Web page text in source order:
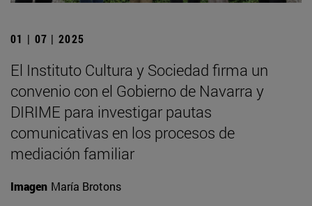
01 | 07 | 2025
El Instituto Cultura y Sociedad firma un
convenio con el Gobierno de Navarra y
DIRIME para investigar pautas
comunicativas en los procesos de
mediación familiar
Imagen María Brotons